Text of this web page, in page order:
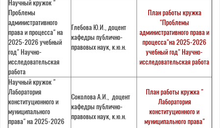
Научный кружок "
Проблемы
административного
права и процесса" на
2025-2026 учебный
год" Научно-
исследовательская
работа
Глебова Ю.И., доцент
кафедры публично-
правовых наук, к.ю.н.
План работы кружка
"Проблемы
административного права и
процесса"на 2025-2026
учебный год" Научно-
исследовательская работа
Научный кружок "
Лаборатория
конституционного и
муниципального
права" на 2025-2026
Соколова А.И., доцент
кафедры публично-
правовых наук, к.ю.н.
План работы кружка "
Лаборатория
конституционного и
муниципального права"